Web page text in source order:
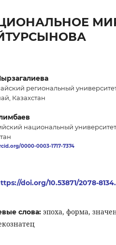
региональный
Казахстан
национальный
0000-0003-1717-7374
doi.org/10.53871/2078-
слова: эпоха, форма,